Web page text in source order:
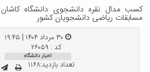
کسب مدال نقره دانشجوی دانشگاه
مسابقات ریاضی دانشجویان کشور
کد : ۲۶۰۵۹
اخبار دانشگاه
تعداد بازدید:۱۱۶۸